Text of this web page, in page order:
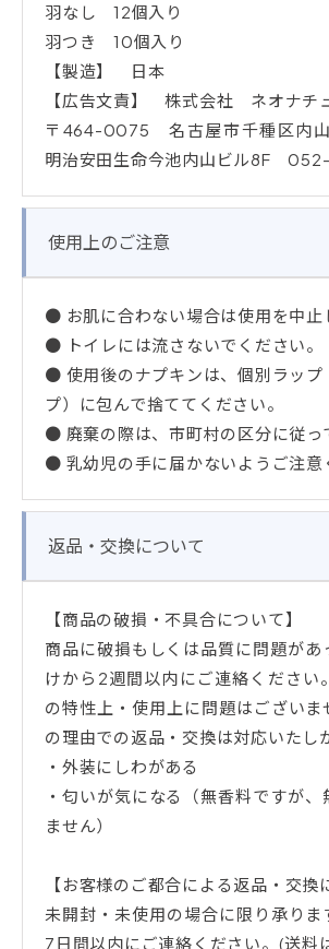
羽なし 12個入り
羽つき 10個入り
【製造】 日本
【広告文責】 株式会社 ネオナチ
〒464-0075 名古屋市千種区内
明治安田生命今池内山ビル8F
使用上のご注意
● お肌に合わない場合は使用を中止
● トイレには流さないでください。
● 使用後のナプキンは、個別ラップ
プ）に包んで捨ててください。
● 廃棄の際は、市町村の区分に従っ
● 乳幼児の手に届かないようご注意
返品・交換について
【商品の破損・不具合について】
商品に破損もしくは品質に問題があ
けから2週間以内にご連絡ください
の特性上・使用上に問題はございま
の理由での返品・交換は対応いたし
・外装にしわがある
・匂いが気になる（無香料ですが、
ません）
【お客様のご都合による返品・交換
未開封・未使用の場合に限り承りま
7日間以内にご連絡ください。(送料